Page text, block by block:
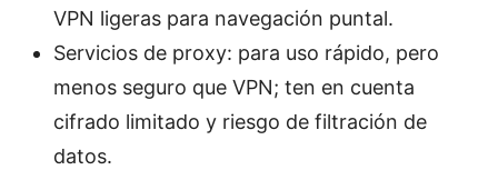
VPN ligeras para navegación puntal.
Servicios de proxy: para uso rápido, pero
menos seguro que VPN; ten en cuenta
cifrado limitado y riesgo de filtración de
datos.